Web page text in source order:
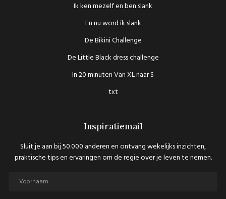
Ik ken mezelf en ben slank
En nu word ik slank
De Bikini Challenge
De Little Black dress challenge
In 20 minuten Van XL naar S
txt
Inspiratiemail
Sluit je aan bij 50.000 anderen en ontvang wekelijks inzichten,
praktische tips en ervaringen om de regie over je leven te nemen.